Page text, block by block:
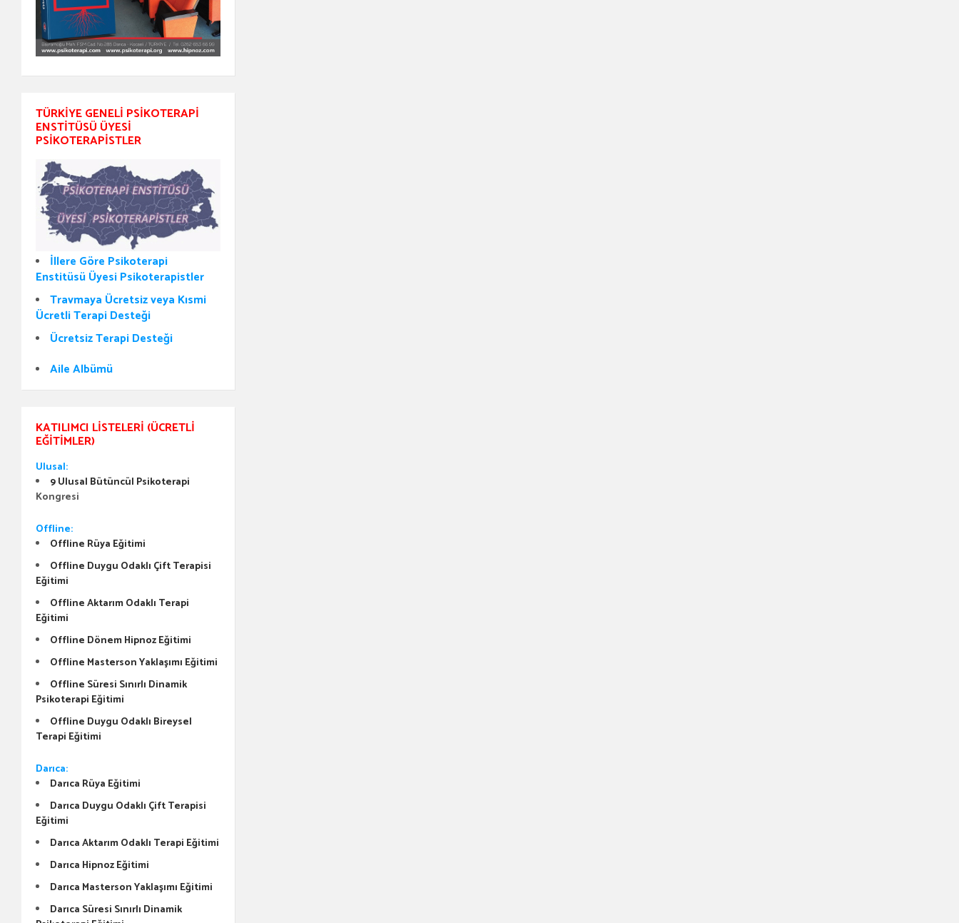
TÜRKIYE GENELI PSIKOTERAPI
ENSTITÜSÜ ÜYESI
PSIKOTERAPISTLER
İllere Göre Psikoterapi
Enstitüsü Üyesi Psikoterapistler
Travmaya Ücretsiz veya Kısmi
Ücretli Terapi Desteği
Ücretsiz Terapi Desteği
Aile Albümü
KATILIMCI LISTELERI (ÜCRETLI
EĞITIMLER)
Ulusal:
9 Ulusal Bütüncül Psikoterapi
Kongresi
Offline:
Offline Rüya Eğitimi
Offline Duygu Odaklı Çift Terapisi
Eğitimi
Offline Aktarım Odaklı Terapi
Eğitimi
Offline Dönem Hipnoz Eğitimi
Offline Masterson Yaklaşımı Eğitimi
Offline Süresi Sınırlı Dinamik
Psikoterapi Eğitimi
Offline Duygu Odaklı Bireysel
Terapi Eğitimi
Darıca:
Darıca Rüya Eğitimi
Darıca Duygu Odaklı Çift Terapisi
Eğitimi
Darıca Aktarım Odaklı Terapi Eğitimi
Darıca Hipnoz Eğitimi
Darıca Masterson Yaklaşımı Eğitimi
Darıca Süresi Sınırlı Dinamik